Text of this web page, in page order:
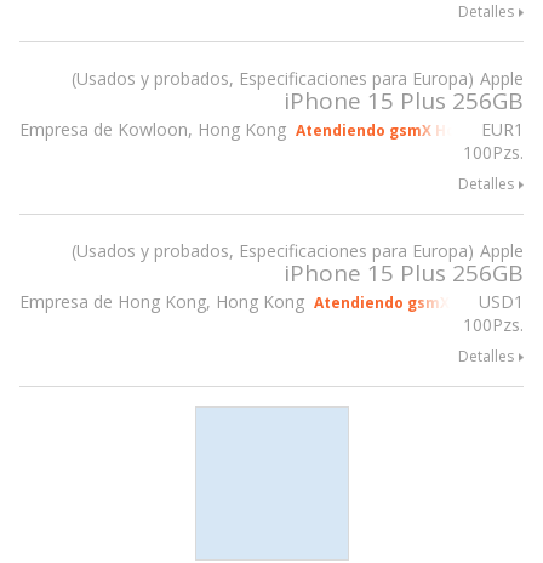
Detalles
Usados y probados, Especificaciones para Europa Apple
iPhone 15 Plus 256GB
EUR1
100Pzs.
Empresa de Kowloon, Hong Kong Atendiendo gsmX Hong Kong
Detalles
Usados y probados, Especificaciones para Europa Apple
iPhone 15 Plus 256GB
USD1
100Pzs.
Empresa de Hong Kong, Hong Kong Atendiendo gsmX Hong Kong
Detalles